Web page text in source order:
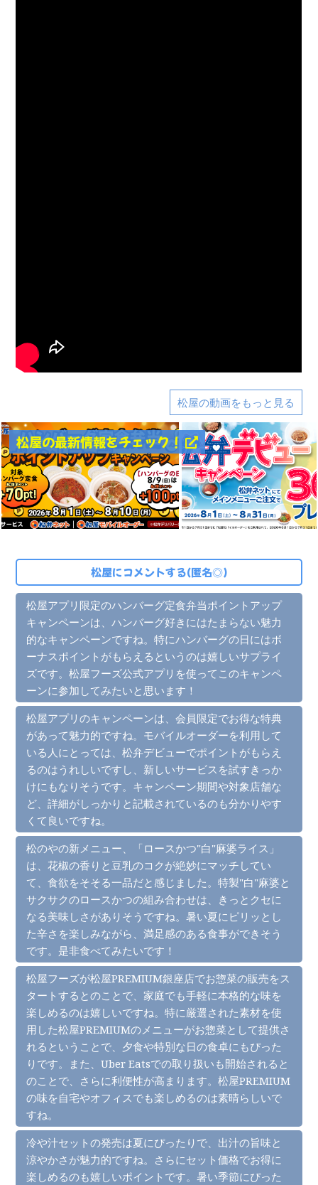
松屋の動画をもっと見る
松屋の最新情報をチェック！
松屋にコメントする(匿名◎)
松屋アプリ限定のハンバーグ定食弁当ポイントアップ
キャンペーンは、ハンバーグ好きにはたまらない魅力
的なキャンペーンですね。特にハンバーグの日にはボ
ーナスポイントがもらえるというのは嬉しいサプライ
ズです。松屋フーズ公式アプリを使ってこのキャンペ
ーンに参加してみたいと思います！
松屋アプリのキャンペーンは、会員限定でお得な特典
があって魅力的ですね。モバイルオーダーを利用して
いる人にとっては、松弁デビューでポイントがもらえ
るのはうれしいですし、新しいサービスを試すきっか
けにもなりそうです。キャンペーン期間や対象店舗な
ど、詳細がしっかりと記載されているのも分かりやす
くて良いですね。
松のやの新メニュー、「ロースかつ"白"麻婆ライス」
は、花椒の香りと豆乳のコクが絶妙にマッチしてい
て、食欲をそそる一品だと感じました。特製"白"麻婆と
サクサクのロースかつの組み合わせは、きっとクセに
なる美味しさがありそうですね。暑い夏にピリッとし
た辛さを楽しみながら、満足感のある食事ができそう
です。是非食べてみたいです！
松屋フーズが松屋PREMIUM銀座店でお惣菜の販売をス
タートするとのことで、家庭でも手軽に本格的な味を
楽しめるのは嬉しいですね。特に厳選された素材を使
用した松屋PREMIUMのメニューがお惣菜として提供さ
れるということで、夕食や特別な日の食卓にもぴった
りです。また、Uber Eatsでの取り扱いも開始されると
のことで、さらに利便性が高まります。松屋PREMIUM
の味を自宅やオフィスでも楽しめるのは素晴らしいで
すね。
冷や汁セットの発売は夏にぴったりで、出汁の旨味と
涼やかさが魅力的ですね。さらにセット価格でお得に
楽しめるのも嬉しいポイントです。暑い季節にぴった